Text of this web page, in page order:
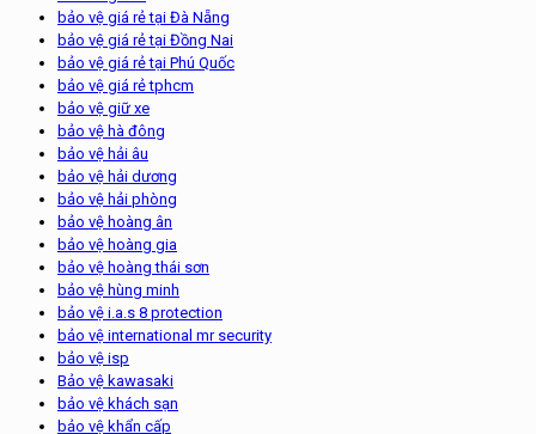
bảo vệ giá rẻ tại Đà Nẵng
bảo vệ giá rẻ tại Đồng Nai
bảo vệ giá rẻ tại Phú Quốc
bảo vệ giá rẻ tphcm
bảo vệ giữ xe
bảo vệ hà đông
bảo vệ hải âu
bảo vệ hải dương
bảo vệ hải phòng
bảo vệ hoàng ân
bảo vệ hoàng gia
bảo vệ hoàng thái sơn
bảo vệ hùng minh
bảo vệ i.a.s 8 protection
bảo vệ international mr security
bảo vệ isp
Bảo vệ kawasaki
bảo vệ khách sạn
bảo vệ khẩn cấp